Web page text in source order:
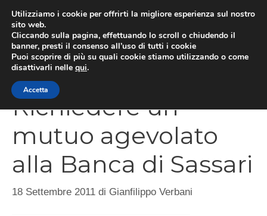
contenuto
Richiedere un
mutuo agevolato
alla Banca di Sassari
18 Settembre 2011 di Gianfilippo Verbani
Utilizziamo i cookie per offrirti la migliore esperienza sul nostro
sito web.
Cliccando sulla pagina, effettuando lo scroll o chiudendo il
banner, presti il consenso all’uso di tutti i cookie
Puoi scoprire di più su quali cookie stiamo utilizzando o come
disattivarli nelle qui.
Accetta